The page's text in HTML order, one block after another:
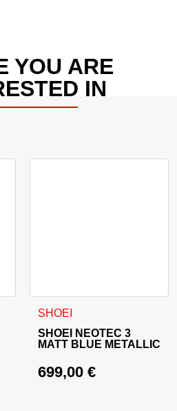
YOU ARE
IN
SHOEI
SHOEI NEOTEC 3
MATT BLUE METALLIC
699,00 €
Ta izdelek ima več različic.